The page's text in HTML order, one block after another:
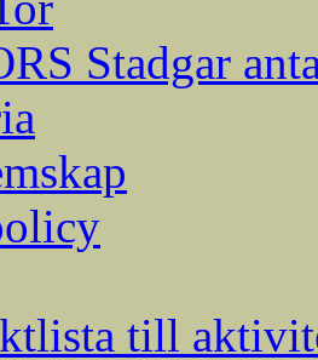
Stadgar
till